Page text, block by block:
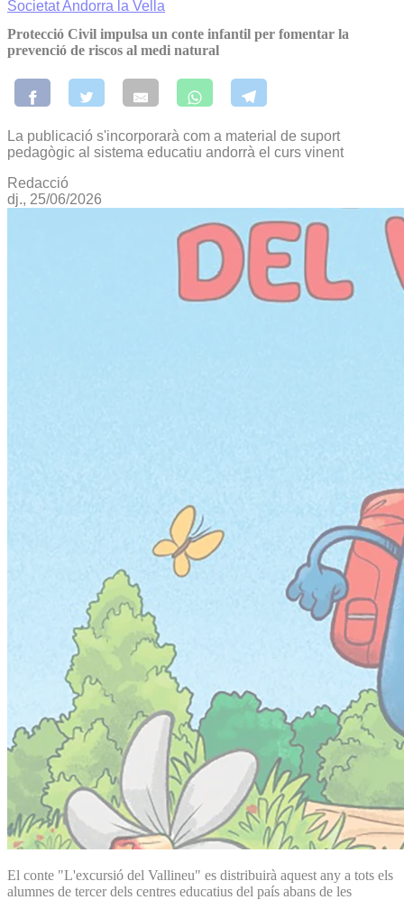
SocietatAndorra la Vella
Protecció Civil impulsa un conte infantil per fomentar la
prevenció de riscos al medi natural
La publicació s'incorporarà com a material de suport
pedagògic al sistema educatiu andorrà el curs vinent
Redacció
dj., 25/06/2026
El conte "L'excursió del Vallineu" es distribuirà aquest any a tots els
alumnes de tercer dels centres educatius del país abans de les